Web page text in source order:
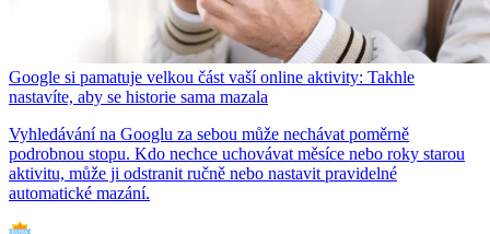
Google si pamatuje velkou část vaší online aktivity: Takhle
nastavíte, aby se historie sama mazala
Vyhledávání na Googlu za sebou může nechávat poměrně
podrobnou stopu. Kdo nechce uchovávat měsíce nebo roky starou
aktivitu, může ji odstranit ručně nebo nastavit pravidelné
automatické mazání.